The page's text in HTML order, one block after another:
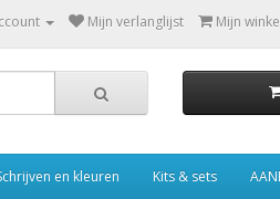
Mijn verlanglijst Mijn
en kleuren Kits & sets